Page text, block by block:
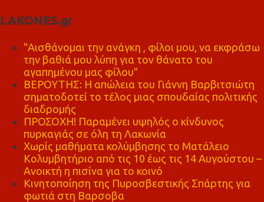
LAKONES.gr
"Αισθάνομαι την ανάγκη , φίλοι μου, να εκφράσω
την βαθιά μου λύπη για τον θάνατο του
αγαπημένου μας φίλου"
ΒΕΡΟΥΤΗΣ: Η απώλεια του Γιάννη Βαρβιτσιώτη
σηματοδοτεί το τέλος μιας σπουδαίας πολιτικής
διαδρομής
ΠΡΟΣΟΧΗ! Παραμένει υψηλός ο κίνδυνος
πυρκαγιάς σε όλη τη Λακωνία
Χωρίς μαθήματα κολύμβησης το Ματάλειο
Κολυμβητήριο από τις 10 έως τις 14 Αυγούστου –
Ανοικτή η πισίνα για το κοινό
Κινητοποίηση της Πυροσβεστικής Σπάρτης για
φωτιά στη Βαρσοβα